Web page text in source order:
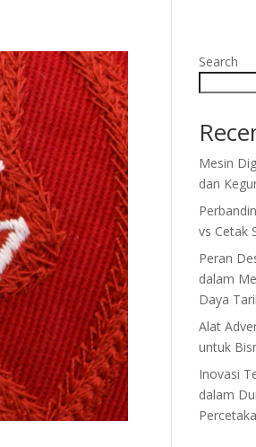
Search
Mesin
dan
vs Cetak
Peran
dalam
Daya
Alat
untuk
Inovasi
dalam